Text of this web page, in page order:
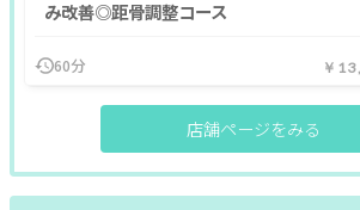
み改善◎距骨調整コース
60分 ￥
店舗ページをみる